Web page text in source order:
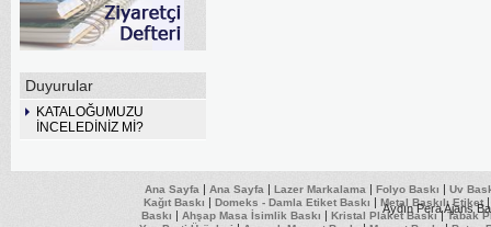
Duyurular
KATALOĞUMUZU
İNCELEDİNİZ Mİ?
Ana Sayfa | Ana Sayfa | Lazer Markalama | Folyo Baskı | Uv
Kağıt Baskı | Domeks - Damla Etiket Baskı | Metal Baskılı Etiket
Baskı | Ahşap Masa İsimlik Baskı | Kristal Plaket Baskı|Tabak
Aydın Pera Ajans